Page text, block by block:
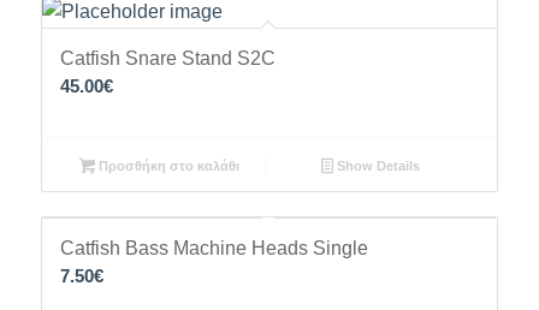
Catfish Snare Stand S2C
45.00€
Προσθήκη στο καλάθι Show Details
Catfish Bass Machine Heads Single
7.50€